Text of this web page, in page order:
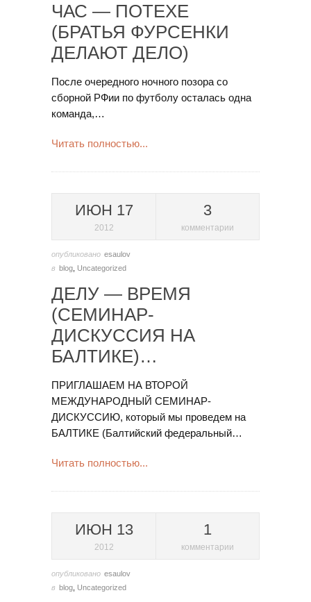
ЧАС — ПОТЕХЕ
(БРАТЬЯ ФУРСЕНКИ
ДЕЛАЮТ ДЕЛО)
После очередного ночного позора со
сборной РФии по футболу осталась одна
команда,…
Читать полностью...
ИЮН 17
2012
3
комментарии
опубликовано esaulov
в blog Uncategorized
ДЕЛУ — ВРЕМЯ
(СЕМИНАР-
ДИСКУССИЯ НА
БАЛТИКЕ)…
ПРИГЛАШАЕМ НА ВТОРОЙ
МЕЖДУНАРОДНЫЙ СЕМИНАР-
ДИСКУССИЮ, который мы проведем на
БАЛТИКЕ (Балтийский федеральный…
Читать полностью...
ИЮН 13
2012
1
комментарии
опубликовано esaulov
в blog Uncategorized